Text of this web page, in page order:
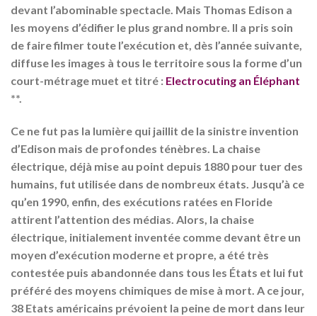
devant l’abominable spectacle. Mais Thomas Edison a
les moyens d’édifier le plus grand nombre. Il a pris soin
de faire filmer toute l’exécution et, dès l’année suivante,
diffuse les images à tous le territoire sous la forme d’un
court-métrage muet et titré : Electrocuting an Éléphant
**.
Ce ne fut pas la lumière qui jaillit de la sinistre invention
d’Edison mais de profondes ténèbres. La chaise
électrique, déjà mise au point depuis 1880 pour tuer des
humains, fut utilisée dans de nombreux états. Jusqu’à ce
qu’en 1990, enfin, des exécutions ratées en Floride
attirent l’attention des médias. Alors, la chaise
électrique, initialement inventée comme devant être un
moyen d’exécution moderne et propre, a été très
contestée puis abandonnée dans tous les États et lui fut
préféré des moyens chimiques de mise à mort. A ce jour,
38 Etats américains prévoient la peine de mort dans leur